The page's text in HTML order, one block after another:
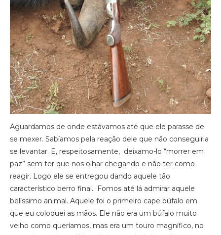
Aguardamos de onde estávamos até que ele parasse de
se mexer. Sabíamos pela reação dele que não conseguiria
se levantar. E, respeitosamente, deixamo-lo “morrer em
paz” sem ter que nos olhar chegando e não ter como
reagir. Logo ele se entregou dando aquele tão
característico berro final. Fomos até lá admirar aquele
belíssimo animal. Aquele foi o primeiro cape búfalo em
que eu coloquei as mãos. Ele não era um búfalo muito
velho como queríamos, mas era um touro magnífico, no